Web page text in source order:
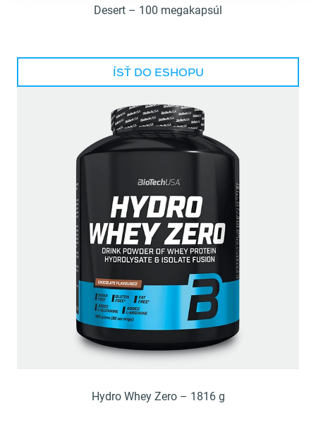
Desert – 100 megakapsúl
ÍSŤ DO ESHOPU
Hydro Whey Zero – 1816 g